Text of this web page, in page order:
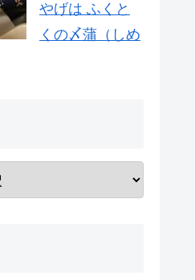
やげは ふくと
くの〆蒲（しめ